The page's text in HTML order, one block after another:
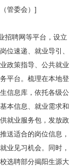
管委会）]
聘网等平台，设立
位速递、就业导引、
政策指导、公共就业
平台。梳理在本地登
信息库，依托各级公
本信息、就业需求和
就业服务包，发放政
送适合的岗位信息，
业见习机会。同时，
选聘部分揭阳生源大